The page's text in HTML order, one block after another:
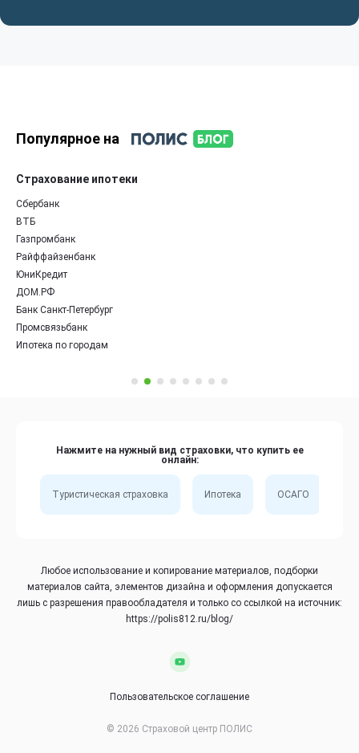
Популярное на
Страхование ипотеки
Сбербанк
ВТБ
Газпромбанк
Райффайзенбанк
ЮниКредит
ДОМ.РФ
Банк Санкт-Петербург
Промсвязьбанк
Ипотека по городам
Нажмите на нужный вид страховки, что купить ее
онлайн:
Туристическая страховка Ипотека ОСАГО
Любое использование и копирование материалов, подборки
материалов сайта, элементов дизайна и оформления допускается
лишь с разрешения правообладателя и только со ссылкой на источник:
https://polis812.ru/blog/
Пользовательское соглашение
© 2026 Страховой центр ПОЛИС